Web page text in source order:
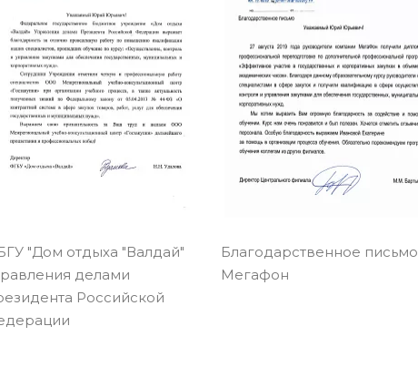
"Дом отдыха "Валдай"
делами
Российской
Благодарственное письмо
Мегафон